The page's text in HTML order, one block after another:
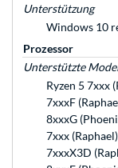
Unterstützung
Windows 10
Prozessor
Unterstützte
Ryzen 5 7xxx
7xxxF
8xxxG
7xxx
7xxxX3D